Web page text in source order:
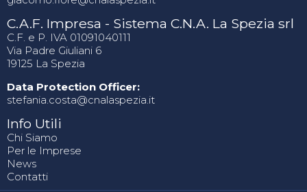
C.A.F. Impresa - Sistema C.N.A. La Spezia srl
C.F. e P. IVA 01091040111
Via Padre Giuliani 6
19125 La Spezia
Data Protection Officer:
stefania.costa@cnalaspezia.it
Info Utili
Chi Siamo
Per le Imprese
News
Contatti